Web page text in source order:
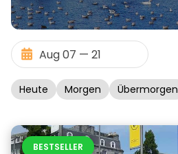
Heute Morgen Übermorgen
BESTSELLER